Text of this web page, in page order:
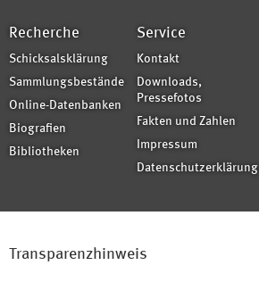
Recherche
Schicksalsklärung
Sammlungsbestände
Online-Datenbanken
Biografien
Bibliotheken
Service
Kontakt
Downloads,
Pressefotos
Fakten und Zahlen
Impressum
Datenschutzerklärung
Transparenzhinweis